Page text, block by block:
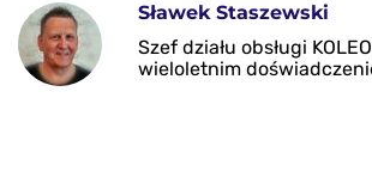
Sławek Staszewski
Szef działu obsługi
wieloletnim